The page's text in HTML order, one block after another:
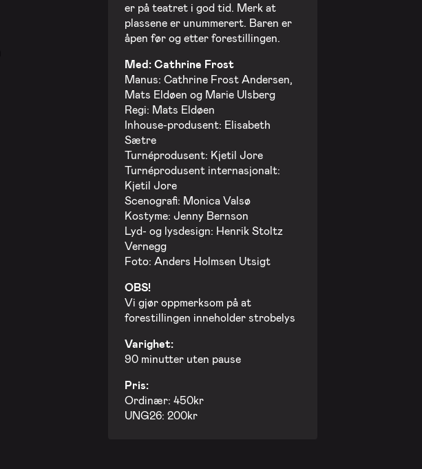
er på teatret i god tid. Merk at
plassene er unummerert. Baren er
åpen før og etter forestillingen.
Med: Cathrine Frost
Manus: Cathrine Frost Andersen,
Mats Eldøen og Marie Ulsberg
Regi: Mats Eldøen
Inhouse-produsent: Elisabeth
Sætre
Turnéprodusent: Kjetil Jore
Turnéprodusent internasjonalt:
Kjetil Jore
Scenografi: Monica Valsø
Kostyme: Jenny Bernson
Lyd- og lysdesign: Henrik Stoltz
Vernegg
Foto: Anders Holmsen Utsigt
OBS!
Vi gjør oppmerksom på at
forestillingen inneholder strobelys
Varighet:
90 minutter uten pause
Pris:
Ordinær: 450kr
UNG26: 200kr